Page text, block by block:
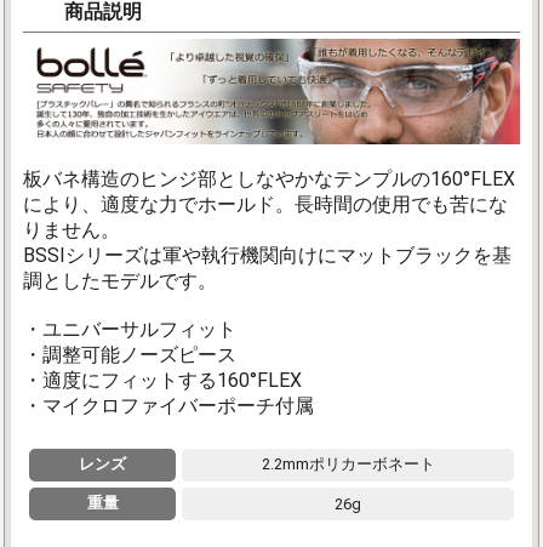
商品説明
板バネ構造のヒンジ部としなやかなテンプルの160°FLEX
により、適度な力でホールド。長時間の使用でも苦にな
りません。
BSSIシリーズは軍や執行機関向けにマットブラックを基
調としたモデルです。
・ユニバーサルフィット
・調整可能ノーズピース
・適度にフィットする160°FLEX
・マイクロファイバーポーチ付属
レンズ 2.2mmポリカーボネート
重量 26g